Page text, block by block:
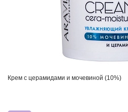
Крем с церамидами и мочевиной (10%)